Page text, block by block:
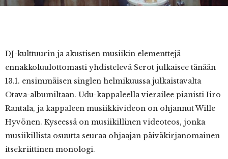
DJ-kulttuurin ja akustisen musiikin elementtejä
ennakkoluulottomasti yhdistelevä Serot julkaisee tänään
13.1. ensimmäisen singlen helmikuussa julkaistavalta
Otava-albumiltaan. Udu-kappaleella vierailee pianisti Iiro
Rantala, ja kappaleen musiikkivideon on ohjannut Wille
Hyvönen. Kyseessä on musiikillinen videoteos, jonka
musiikillista osuutta seuraa ohjaajan päiväkirjanomainen
itsekriittinen monologi.